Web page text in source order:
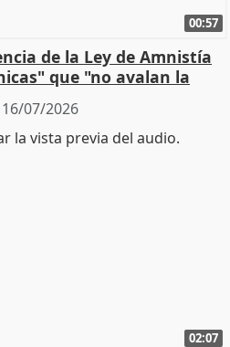
00:57
de la Ley de Amnistía
que "no avalan la
16/07/2026
02:07